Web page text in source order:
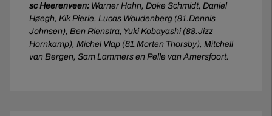
sc Heerenveen: Warner Hahn, Doke Schmidt, Daniel
Høegh, Kik Pierie, Lucas Woudenberg (81.Dennis
Johnsen), Ben Rienstra, Yuki Kobayashi (88.Jizz
Hornkamp), Michel Vlap (81.Morten Thorsby), Mitchell
van Bergen, Sam Lammers en Pelle van Amersfoort.